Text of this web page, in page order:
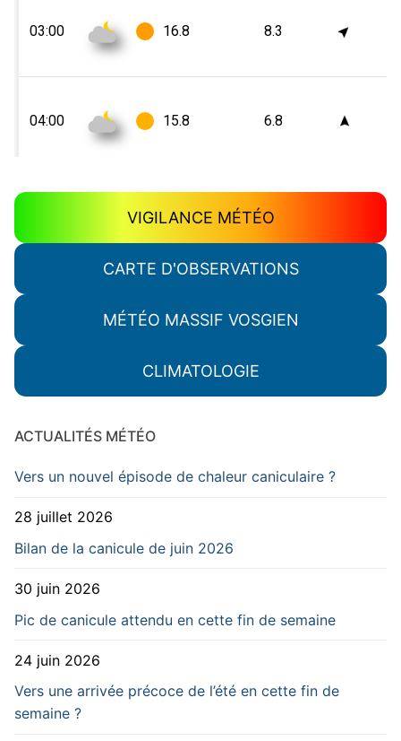
VIGILANCE MÉTÉO
CARTE D'OBSERVATIONS
MÉTÉO MASSIF VOSGIEN
CLIMATOLOGIE
ACTUALITÉS MÉTÉO
Vers un nouvel épisode de chaleur caniculaire ?
28 juillet 2026
Bilan de la canicule de juin 2026
30 juin 2026
Pic de canicule attendu en cette fin de semaine
24 juin 2026
Vers une arrivée précoce de l’été en cette fin de
semaine ?